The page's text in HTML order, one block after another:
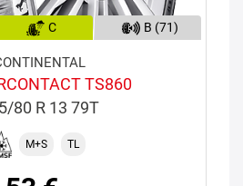
C B (71)
TS860
80 R 13 79T
M+S TL